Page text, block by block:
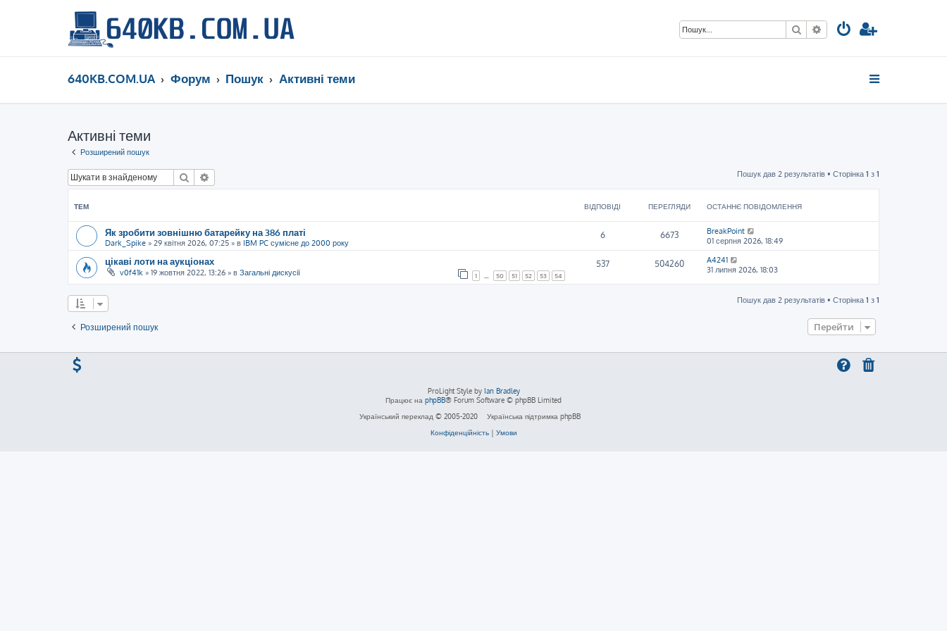
ПошукРозширений пошук
640KB.COM.UA Форум Пошук Активні теми
Активні теми
Розширений пошук
Пошук Пошук дав 2 результатів • Сторінка 1 з 1
ТЕМ ВІДПОВІДІ ПЕРЕГЛЯДИ ОСТАННЄ ПОВІДОМЛЕННЯ
Як зробити зовнішню батарейку на 386 платі
Dark_Spike » 29 квітня 2026, 07:25 » в IBM PC сумісне до 2000 року
6 6673
BreakPoint
01 серпня 2026, 18:49
цікаві лоти на аукціонах
v0f41k » 19 жовтня 2022, 13:26 » в Загальні дискусії 1 50 51 52 53 54
537 504260
A4241
31 липня 2026, 18:03
Пошук дав 2 результатів • Сторінка 1 з 1
Розширений пошук Перейти
ProLight Style by Ian Bradley
Працює на phpBB® Forum Software © phpBB Limited
Український переклад © 2005-2020
Українська підтримка phpBB
Конфіденційність| Умови